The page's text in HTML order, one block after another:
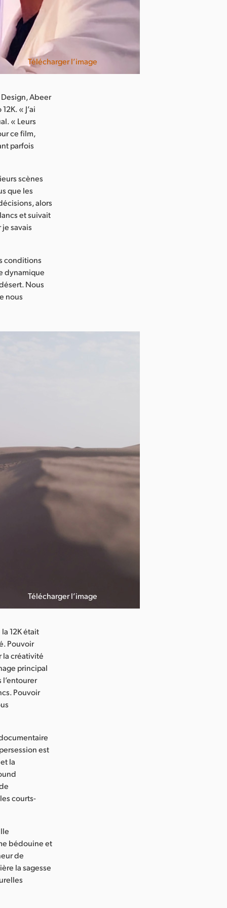
Télécharger l’image
Abeer
« J’ai
« Leurs
ce film,
parfois
scènes
que les
alors
et suivait
savais
conditions
dynamique
Nous
nous
Télécharger l’image
12K était
Pouvoir
la créativité
principal
l’entourer
Pouvoir
est
la
courts-
bédouine et
de
la sagesse